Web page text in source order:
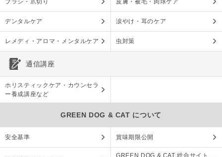
ブラシ・爪切り 皮膚・被毛・肉球ケア
デンタルケア 涙やけ・耳のケア
レメディ・アロマ・メンタルケア 虫対策
通信講座
ホリスティックケア・カウンセラ
ー養成講座など
GREEN DOG & CAT について
安全基準 賞味期限公開
GREEN DOG & CAT 総合サイト